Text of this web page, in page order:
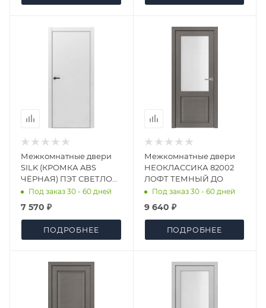
Межкомнатные двери
SILK (КРОМКА ABS
ЧЁРНАЯ) ПЭТ СВЕТЛО
СЕРЫЙ МАТОВЫЙ
Под заказ 30 - 60 дней
7 570 ₽
ПОДРОБНЕЕ
Межкомнатные двери
НЕОКЛАССИКА 82002
ЛОФТ ТЕМНЫЙ ДО
Под заказ 30 - 60 дней
9 640 ₽
ПОДРОБНЕЕ